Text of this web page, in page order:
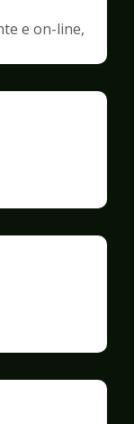
e on-line,